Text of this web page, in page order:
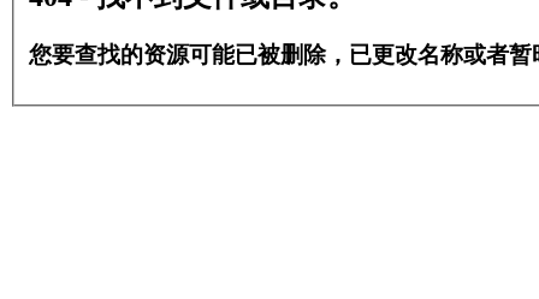
您要查找的资源可能已被删除，已更改名称或者暂